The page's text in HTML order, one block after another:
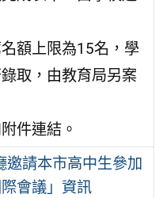
額上限為15名，學
取，由教育局另案
件連結。
邀請本市高中生參加
會議」資訊